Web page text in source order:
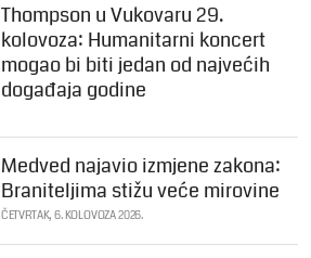
Thompson u Vukovaru 29.
kolovoza: Humanitarni koncert
mogao bi biti jedan od najvećih
događaja godine
Medved najavio izmjene zakona:
Braniteljima stižu veće mirovine
ČETVRTAK, 6. KOLOVOZA 2026.